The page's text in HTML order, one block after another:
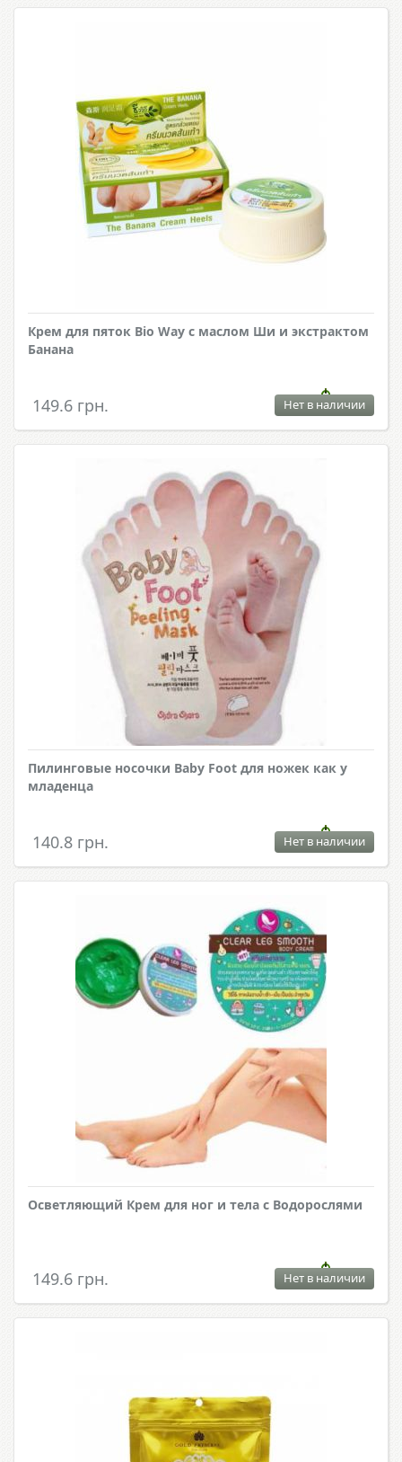
Крем для пяток Bio Way с маслом Ши и экстрактом
Банана
149.6 грн. Нет в наличии
Пилинговые носочки Baby Foot для ножек как у
младенца
140.8 грн. Нет в наличии
Осветляющий Крем для ног и тела с Водорослями
149.6 грн. Нет в наличии